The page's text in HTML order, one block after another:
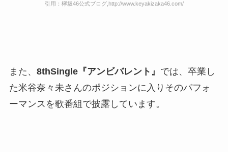
引用：欅坂46公式ブログ,http://www.keyakizaka46.com/
また、 8thSingle『アンビバレント』 では、卒業し
た米谷奈々未さんのポジションに入りそのパフォ
ーマンスを歌番組で披露しています。